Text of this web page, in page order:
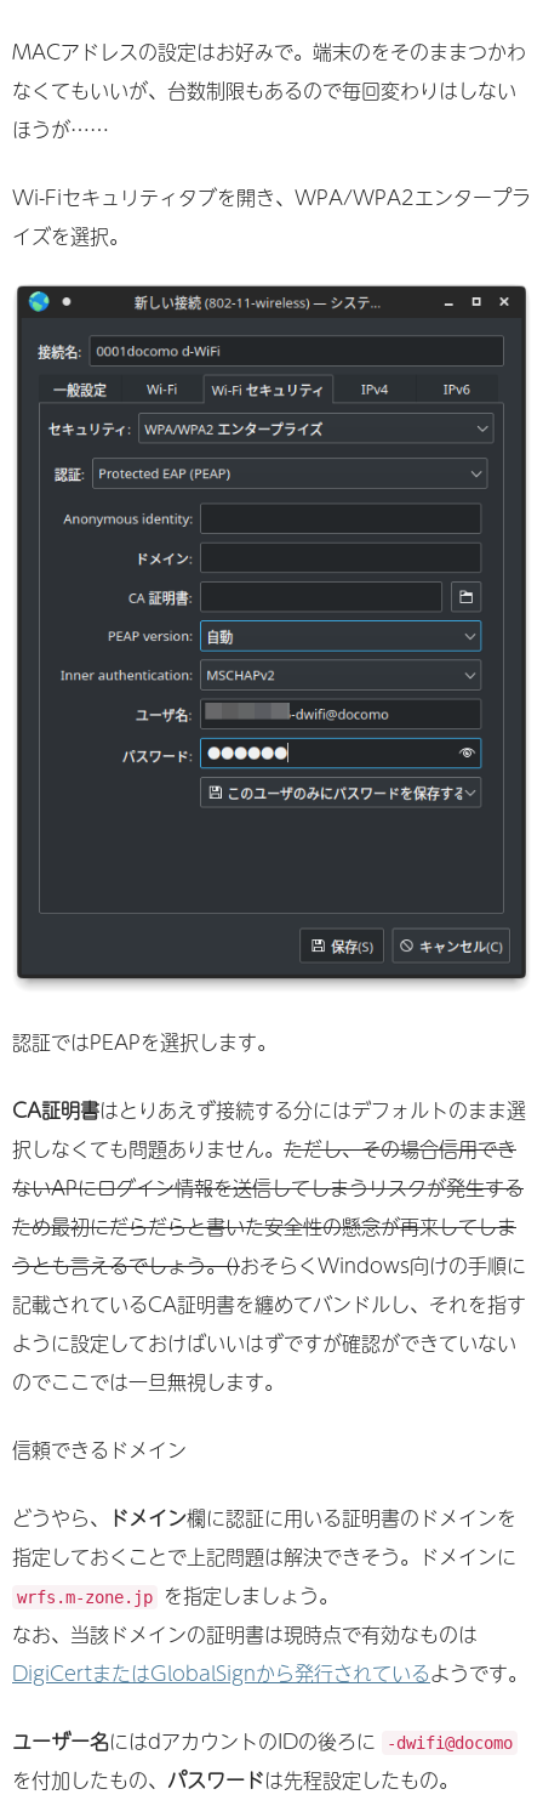
MACアドレスの設定はお好みで。端末のをそのままつかわ
なくてもいいが、台数制限もあるので毎回変わりはしない
ほうが……
Wi-Fiセキュリティタブを開き、WPA/WPA2エンタープラ
イズを選択。
認証ではPEAPを選択します。
CA証明書はとりあえず接続する分にはデフォルトのまま選
択しなくても問題ありません。 ただし、その場合信用でき
ないAPにログイン情報を送信してしまうリスクが発生する
ため最初にだらだらと書いた安全性の懸念が再来してしま
うとも言えるでしょう。()おそらくWindows向けの手順に
記載されているCA証明書を纏めてバンドルし、それを指す
ように設定しておけばいいはずですが確認ができていない
のでここでは一旦無視します。
信頼できるドメイン
どうやら、 ドメイン欄に認証に用いる証明書のドメインを
指定しておくことで上記問題は解決できそう。ドメインに
wrfs.m-zone.jp
を指定しましょう。
なお、当該ドメインの証明書は現時点で有効なものは
DigiCertまたはGlobalSignから発行されているようです。
ユーザー名にはdアカウントのIDの後ろに -dwifi@docomo
を付加したもの、 パスワードは先程設定したもの。